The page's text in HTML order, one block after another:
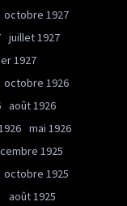
octobre 1927
juillet 1927
1927
octobre 1926
août 1926
mai 1926
1925
octobre 1925
août 1925